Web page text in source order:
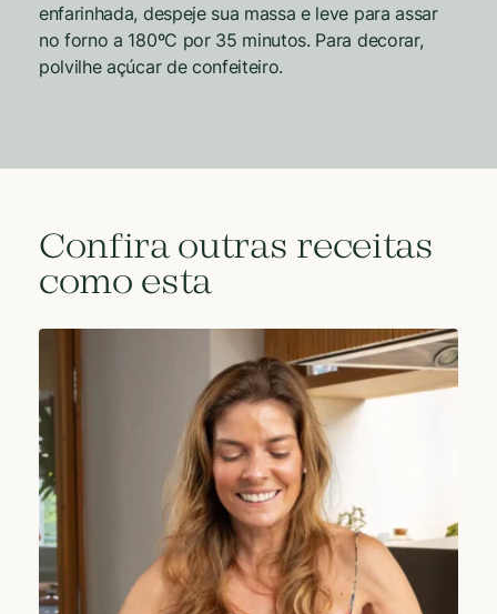
enfarinhada, despeje sua massa e leve para assar
no forno a 180ºC por 35 minutos. Para decorar,
polvilhe açúcar de confeiteiro.
Confira outras receitas
como esta